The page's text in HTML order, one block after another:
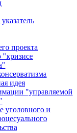
проекта
"кризисе
идея
"управляемой
уголовного и